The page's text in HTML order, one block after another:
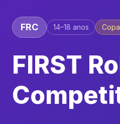
FRC 14–18 anos
FIRST